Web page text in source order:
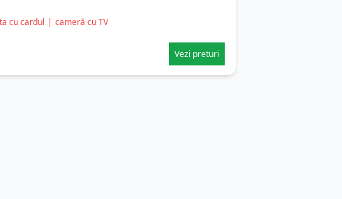
cu cardul | cameră cu TV
Vezi preturi